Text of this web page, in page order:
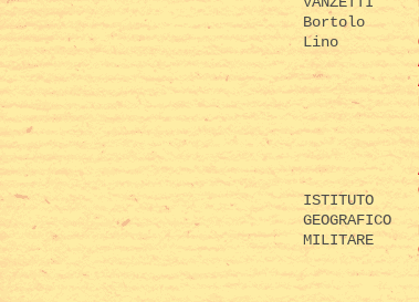
Bortolo
Lino
ISTITUTO
GEOGRAFICO
MILITARE